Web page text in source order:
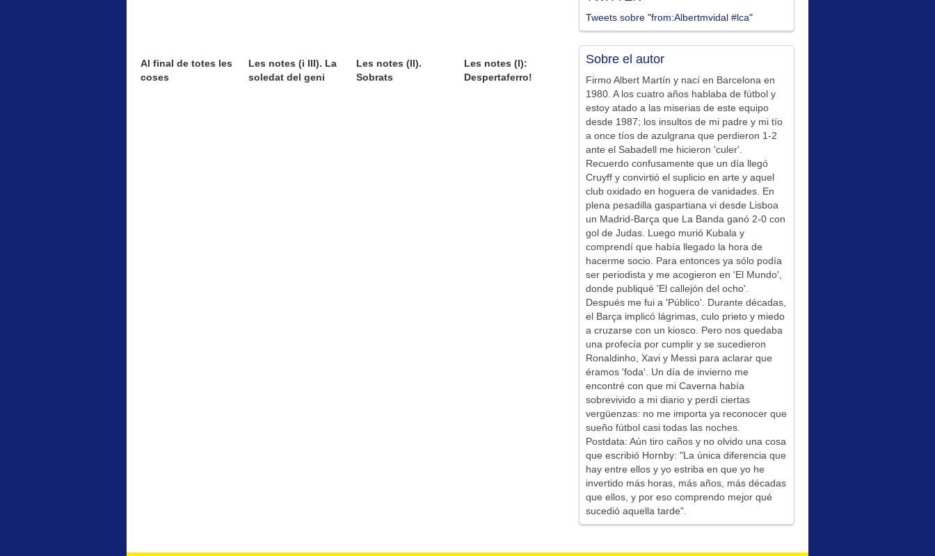
Al final de totes les
coses
Les notes (i III). La
soledat del geni
Les notes (II).
Sobrats
Les notes (I):
Despertaferro!
Tweets sobre "from:Albertmvidal #lca"
Sobre el autor
Firmo Albert Martín y nací en Barcelona en
1980. A los cuatro años hablaba de fútbol y
estoy atado a las miserias de este equipo
desde 1987; los insultos de mi padre y mi tío
a once tíos de azulgrana que perdieron 1-2
ante el Sabadell me hicieron 'culer'.
Recuerdo confusamente que un día llegó
Cruyff y convirtió el suplicio en arte y aquel
club oxidado en hoguera de vanidades. En
plena pesadilla gaspartiana vi desde Lisboa
un Madrid-Barça que La Banda ganó 2-0 con
gol de Judas. Luego murió Kubala y
comprendí que había llegado la hora de
hacerme socio. Para entonces ya sólo podía
ser periodista y me acogieron en 'El Mundo',
donde publiqué 'El callejón del ocho'.
Después me fui a 'Público'. Durante décadas,
el Barça implicó lágrimas, culo prieto y miedo
a cruzarse con un kiosco. Pero nos quedaba
una profecía por cumplir y se sucedieron
Ronaldinho, Xavi y Messi para aclarar que
éramos 'foda'. Un día de invierno me
encontré con que mi Caverna había
sobrevivido a mi diario y perdí ciertas
vergüenzas: no me importa ya reconocer que
sueño fútbol casi todas las noches.
Postdata: Aún tiro caños y no olvido una cosa
que escribió Hornby: "La única diferencia que
hay entre ellos y yo estriba en que yo he
invertido más horas, más años, más décadas
que ellos, y por eso comprendo mejor qué
sucedió aquella tarde".